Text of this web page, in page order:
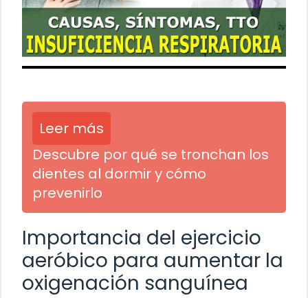
Leer más
Descubre por qué se tronchan los
dientes al dormir y cómo
prevenirlo
Importancia del ejercicio
aeróbico para aumentar la
oxigenación sanguínea